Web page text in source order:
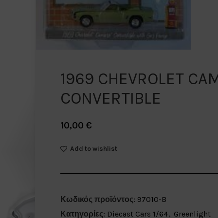
1969 CHEVROLET
CONVERTIBLE
10,00 €
Add to wishlist
Κωδικός προϊόντος: 97010-B
Κατηγορίες: Diecast Cars 1/64, Greenlight